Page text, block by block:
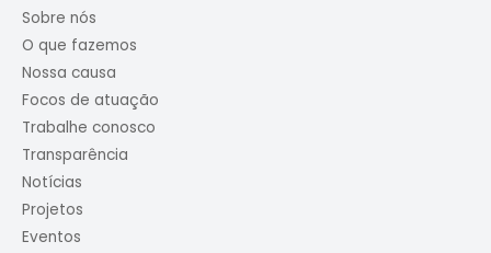
Sobre nós
O que fazemos
Nossa causa
Focos de atuação
Trabalhe conosco
Transparência
Notícias
Projetos
Eventos